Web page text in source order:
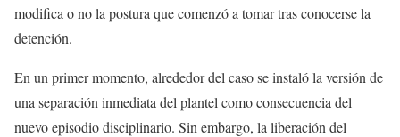
modifica o no la postura que comenzó a tomar tras conocerse la
detención.
En un primer momento, alrededor del caso se instaló la versión de
una separación inmediata del plantel como consecuencia del
nuevo episodio disciplinario. Sin embargo, la liberación del